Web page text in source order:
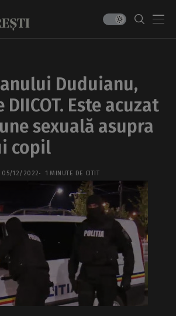
Duduianu,
Este acuzat
sexuală asupra
copil
05/12/2022 1 MINUTE DE CITIT